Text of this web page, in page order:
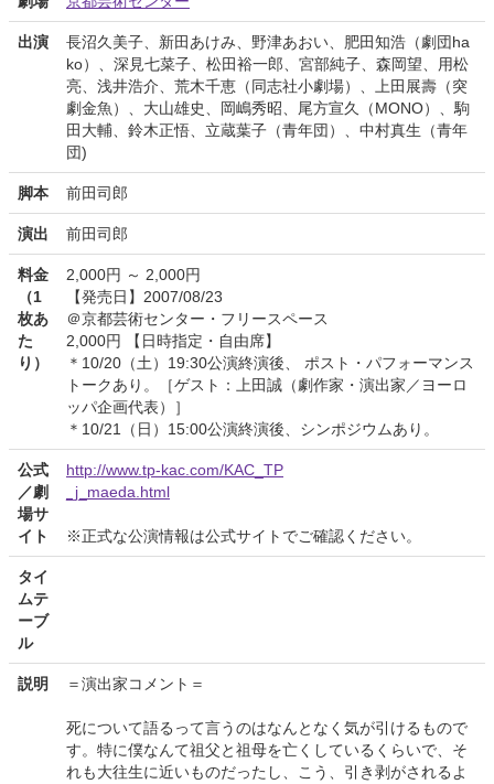
出演
長沼久美子、新田あけみ、野津あおい、肥田知浩（劇団ha
ko）、深見七菜子、松田裕一郎、宮部純子、森岡望、用松
亮、浅井浩介、荒木千恵（同志社小劇場）、上田展壽（突
劇金魚）、大山雄史、岡嶋秀昭、尾方宣久（MONO）、駒
田大輔、鈴木正悟、立蔵葉子（青年団）、中村真生（青年
団)
脚本 前田司郎
演出 前田司郎
料金
（1
枚あ
た
り）
2,000円 ～ 2,000円
【発売日】2007/08/23
＠京都芸術センター・フリースペース
2,000円 【日時指定・自由席】
＊10/20（土）19:30公演終演後、 ポスト・パフォーマンス
トークあり。［ゲスト：上田誠（劇作家・演出家／ヨーロ
ッパ企画代表）］
＊10/21（日）15:00公演終演後、シンポジウムあり。
公式
／劇
場サ
イト
http://www.tp-kac.com/KAC_TP
_j_maeda.html
※正式な公演情報は公式サイトでご確認ください。
タイ
ムテ
ーブ
ル
説明 ＝演出家コメント＝
死について語るって言うのはなんとなく気が引けるもので
す。特に僕なんて祖父と祖母を亡くしているくらいで、そ
れも大往生に近いものだったし、こう、引き剥がされるよ